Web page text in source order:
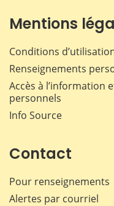
Mentions
Conditions
Renseignements
Accès à l’information
personnels
Info Source
Contact
Pour renseignements
Alertes par courriel